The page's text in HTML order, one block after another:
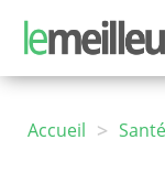
Accueil > Santé